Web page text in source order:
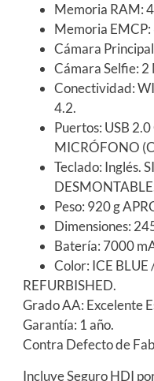
Memoria RAM:
Memoria EMCP:
Cámara
Cámara Selfie: 2
Conectividad:
4.2.
Puertos: USB
MICRÓFONO
Teclado: Inglés.
Peso: 920 g
Dimensiones:
Batería: 7000
Color: ICE BLUE
REFURBISHED.
Grado AA: Excelente
Garantía: 1 año.
Contra Defecto de
Incluye Seguro HDI